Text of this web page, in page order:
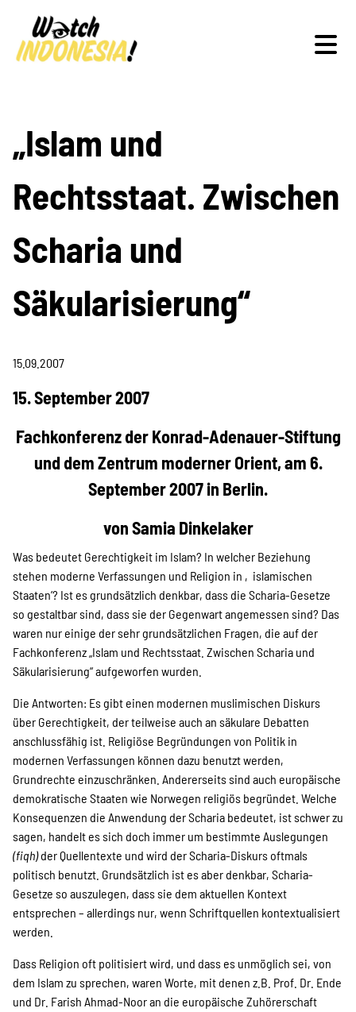
Schwerpunkte
Veranstaltungen
Publikationen
Kampagne
Stellenangebote
Werde Mitglied
Newsletter abonnieren
SPENDEN
Über uns
Transparenz
Kontakt
english
„Islam und
Rechtsstaat. Zwischen
Scharia und
Säkularisierung“
15.09.2007
15. September 2007
Fachkonferenz der Konrad-Adenauer-Stiftung
und dem Zentrum moderner Orient, am 6.
September 2007 in Berlin.
von Samia Dinkelaker
Was bedeutet Gerechtigkeit im Islam? In welcher Beziehung
stehen moderne Verfassungen und Religion in ‚islamischen
Staaten’? Ist es grundsätzlich denkbar, dass die Scharia-Gesetze
so gestaltbar sind, dass sie der Gegenwart angemessen sind? Das
waren nur einige der sehr grundsätzlichen Fragen, die auf der
Fachkonferenz „Islam und Rechtsstaat. Zwischen Scharia und
Säkularisierung“ aufgeworfen wurden.
Die Antworten: Es gibt einen modernen muslimischen Diskurs
über Gerechtigkeit, der teilweise auch an säkulare Debatten
anschlussfähig ist. Religiöse Begründungen von Politik in
modernen Verfassungen können dazu benutzt werden,
Grundrechte einzuschränken. Andererseits sind auch europäische
demokratische Staaten wie Norwegen religiös begründet. Welche
Konsequenzen die Anwendung der Scharia bedeutet, ist schwer zu
sagen, handelt es sich doch immer um bestimmte Auslegungen
(fiqh)der Quellentexte und wird der Scharia-Diskurs oftmals
politisch benutzt. Grundsätzlich ist es aber denkbar, Scharia-
Gesetze so auszulegen, dass sie dem aktuellen Kontext
entsprechen – allerdings nur, wenn Schriftquellen kontextualisiert
werden.
Dass Religion oft politisiert wird, und dass es unmöglich sei, von
dem Islam zu sprechen, waren Worte, mit denen z.B. Prof. Dr. Ende
und Dr. Farish Ahmad-Noor an die europäische Zuhörerschaft